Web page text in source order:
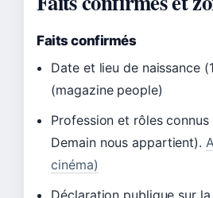
Faits confirmés
Date et lieu de naissance
(magazine people)
Profession et rôles
Demain nous appartient).
cinéma)